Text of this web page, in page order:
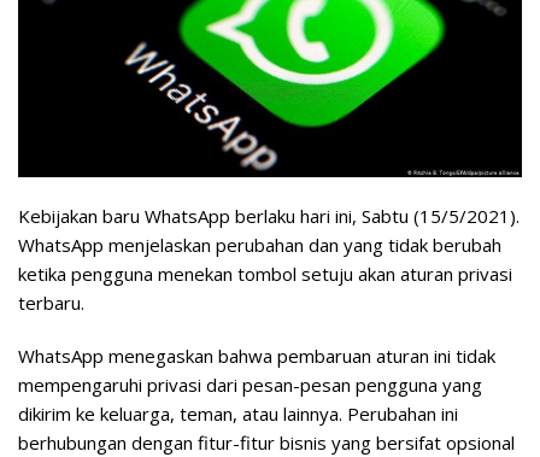
Kebijakan baru WhatsApp berlaku hari ini, Sabtu (15/5/2021).
WhatsApp menjelaskan perubahan dan yang tidak berubah
ketika pengguna menekan tombol setuju akan aturan privasi
terbaru.
WhatsApp menegaskan bahwa pembaruan aturan ini tidak
mempengaruhi privasi dari pesan-pesan pengguna yang
dikirim ke keluarga, teman, atau lainnya. Perubahan ini
berhubungan dengan fitur-fitur bisnis yang bersifat opsional